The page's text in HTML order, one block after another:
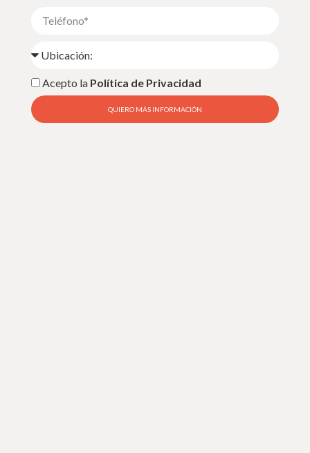
Acepto la Política de Privacidad
QUIERO MÁS INFORMACIÓN